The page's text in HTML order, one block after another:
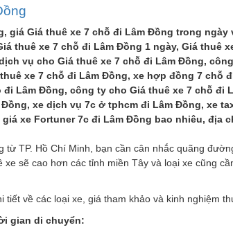
giá Giá thuê xe 7 chỗ đi Lâm Đồng trong
thuê xe 7 chỗ đi Lâm Đồng 1 ngày, Giá thuê
vụ cho Giá thuê xe 7 chỗ đi Lâm Đồng,
xe 7 chỗ đi Lâm Đồng, xe hợp đồng 7 chỗ
đi Lâm Đồng, công ty cho Giá thuê xe 7 chỗ đi
xe dịch vụ 7c ở tphcm đi Lâm Đồng, xe
xe Fortuner 7c đi Lâm Đồng bao nhiêu, địa
từ TP. Hồ Chí Minh, bạn cần cân nhắc quãng
xe sẽ cao hơn các tỉnh miền Tây và loại xe cũng
tiết về các loại xe, giá tham khảo và kinh nghiệm
gian di chuyển: